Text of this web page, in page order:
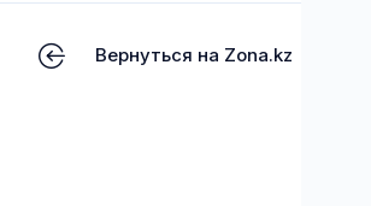
Вернуться на Zona.kz